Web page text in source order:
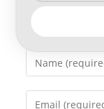
Enter
your
name
Enter